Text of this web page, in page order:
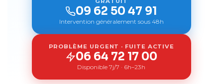
09 62 50 47 91
Intervention généralement sous 48h
PROBLÈME URGENT · FUITE ACTIVE
06 64 72 17 00
Disponible 7j/7 · 6h–23h